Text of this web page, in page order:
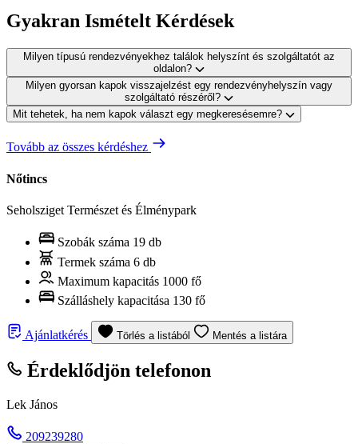
Gyakran Ismételt Kérdések
Milyen típusú rendezvényekhez találok helyszínt és szolgáltatót az
oldalon?
Milyen gyorsan kapok visszajelzést egy rendezvényhelyszín vagy
szolgáltató részéről?
Mit tehetek, ha nem kapok választ egy megkeresésemre?
Tovább az összes kérdéshez
Nőtincs
Seholsziget Természet és Élménypark
Szobák száma 19 db
Termek száma 6 db
Maximum kapacitás 1000 fő
Szálláshely kapacitása 130 fő
Ajánlatkérés Törlés a listából Mentés a listára
Érdeklődjön telefonon
Lek János
209239280